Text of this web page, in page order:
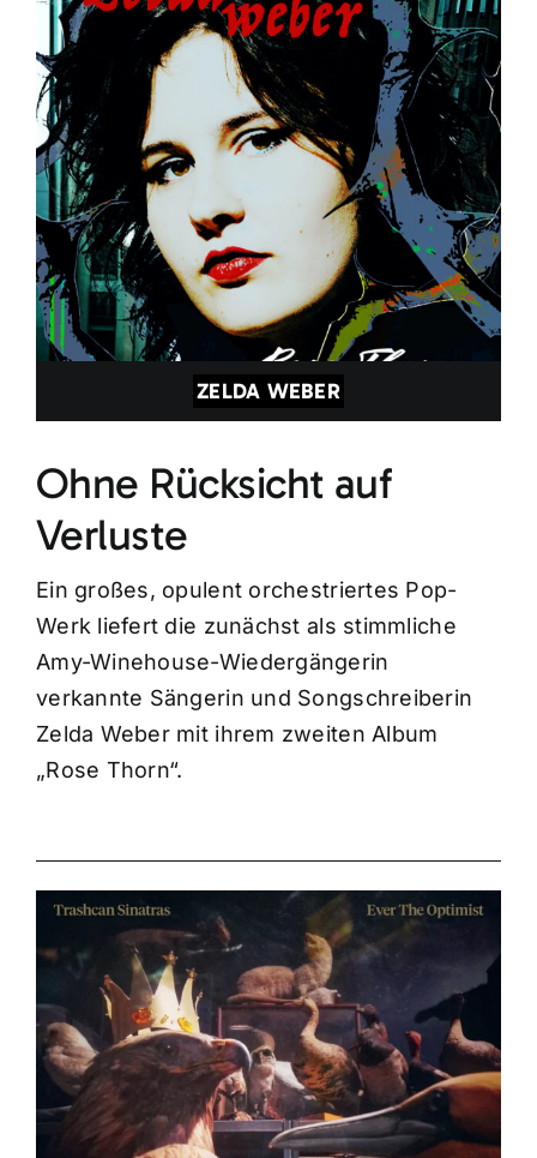
ZELDA WEBER
Ohne Rücksicht auf
Verluste
Ein großes, opulent orchestriertes Pop-
Werk liefert die zunächst als stimmliche
Amy-Winehouse-Wiedergängerin
verkannte Sängerin und Songschreiberin
Zelda Weber mit ihrem zweiten Album
„Rose Thorn“.